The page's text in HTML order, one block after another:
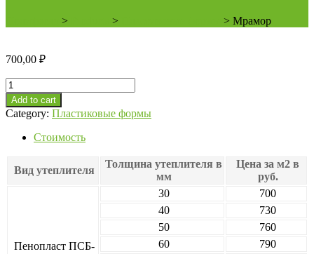
> > > Мрамор
700,00 ₽
Мрамор
quantity
Add to cart
Category: Пластиковые формы
Стоимость
Вид утеплителя
Толщина утеплителя в
мм
Цена за м2 в
руб.
Пенопласт ПСБ-
30
700
40
730
50
760
60
790